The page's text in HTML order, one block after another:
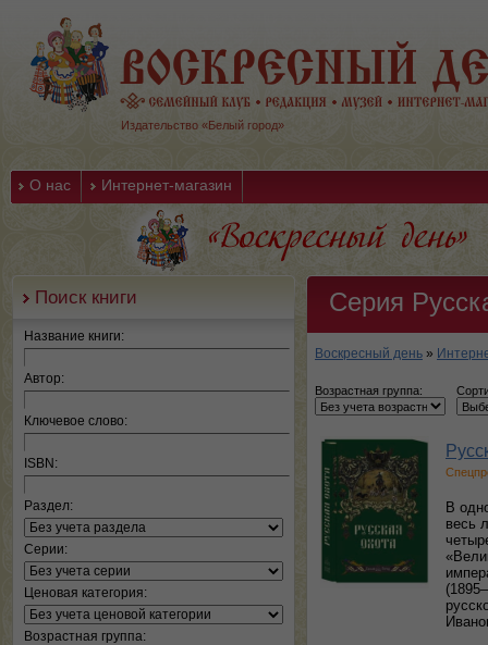
Издательство «Белый город»
О нас Интернет-магазин
Поиск книги
Название книги:
Автор:
Ключевое слово:
ISBN:
Раздел:
Серии:
Ценовая категория:
Возрастная группа:
Серия
Воскресный день »
Возрастная группа:
В
весь